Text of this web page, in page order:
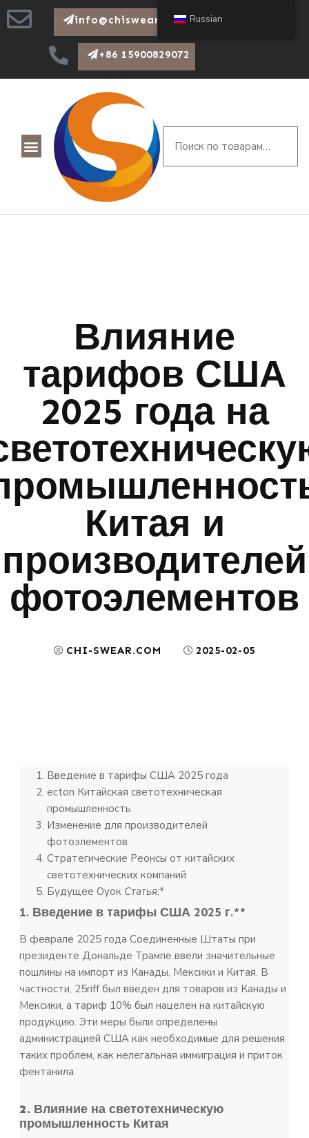
info@chiswear.com
+86 15900829072
Влияние
тарифов США
2025 года на
Китая и
производителей
фотоэлементов
CHI-SWEAR.COM 2025-02-05
Введение в тарифы США 2025 года
ecton Китайская светотехническая
промышленность
Изменение для производителей
фотоэлементов
Стратегические Реонсы от китайских
светотехнических компаний
Будущее Оуок Статья:*
1. Введение в тарифы США 2025 г.**
В феврале 2025 года Соединенные Штаты при
президенте Дональде Трампе ввели значительные
пошлины на импорт из Канады, Мексики и Китая. В
частности, 25riff был введен для товаров из Канады и
Мексики, а тариф 10% был нацелен на китайскую
продукцию. Эти меры были определены
администрацией США как необходимые для решения
таких проблем, как нелегальная иммиграция и приток
фентанила.
2. Влияние на светотехническую
промышленность Китая
Russian